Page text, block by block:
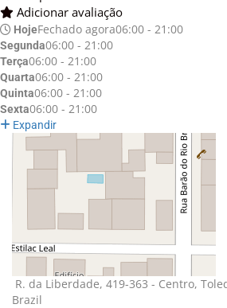
Adicionar avaliação
HojeFechado agora06:00 - 21:00
Segunda06:00 - 21:00
Terça06:00 - 21:00
Quarta06:00 - 21:00
Quinta06:00 - 21:00
Sexta06:00 - 21:00
Expandir
R. da Liberdade, 419-363 - Centro,
Brazil